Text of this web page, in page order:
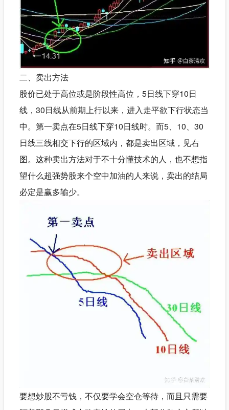
二、卖出方法
股价已处于高位或是阶段性高位，5日线下穿10日
线，30日线从前期上行以来，进入走平欲下行状态当
中。第一卖点在5日线下穿10日线时。而5、10、30
日线三线相交下行的区域内，都是卖出区域，见右
图。这种卖出方法对于不十分懂技术的人，也不想指
望什么超强势股来个空中加油的人来说，卖出的结局
必定是赢多输少。
要想炒股不亏钱，不仅要学会空仓等待，而且只需要